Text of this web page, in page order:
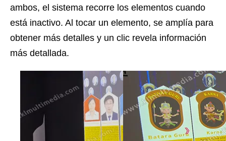
ambos, el sistema recorre los elementos cuando
está inactivo. Al tocar un elemento, se amplía para
obtener más detalles y un clic revela información
más detallada.